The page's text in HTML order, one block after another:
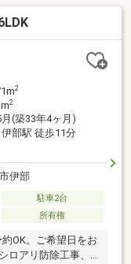
ォーム内容】トイ
駐車場拡幅工事、駐
ング、白蟻防除工
な部分の欠陥や・
より２年間保証・
2
2
(築33年4ヶ月)
伊部駅 徒歩11分
伊部
駐車2台
所有権
OK。ご希望日をお
ロアリ防除工事、